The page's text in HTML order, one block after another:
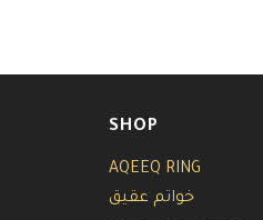
SHOP
AQEEQ RING
خواتم عقيق